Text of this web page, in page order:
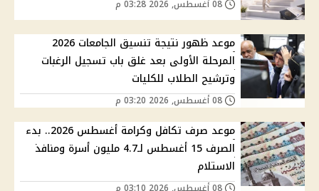
موعد ظهور نتيجة تنسيق الجامعات 2026
المرحلة الأولى بعد غلق باب تسجيل الرغبات
وترشيح الطلاب للكليات
موعد صرف تكافل وكرامة أغسطس 2026.. بدء
الصرف 15 أغسطس لـ4.7 مليون أسرة ومنافذ
الاستلام